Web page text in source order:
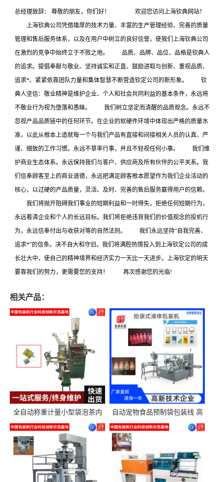
总经理致辞： 尊敬的朋友，你们好！ 欢迎您访问上海钦典网站！
上海钦典公司凭借雄厚的技术力量、丰富的生产管理经验、完善的质量
管理和售后服务体系，以及在用户中树立的良好信誉，使我们上海钦典公司
在激烈的竞争中始终立于不败之地。 品质、品牌、品位、品格是钦典人
的追求。提倡奉献与敬业、坚持诚实和正直、鼓励进取与创新、重视品质、
追求*、紧紧依靠团队力量和集体智慧不断营造钦定公司的新形象。 钦
典人坚信：敬业精神是维护企业、个人和社会共同利益的基本条件，永远将
不敬业行为视为堕落和愚昧。 我们树立坚定而清醒的品质观念。永远不
忽视产品品质链中的任何环节。在企业的软硬件环境中体现出严格的质量水
准，以此从根本上造就每一个与我们产品有直接和间接相关人员的认真、严
谨、细致的工作习惯。永远不草率行事，并且不轻视任何小事。 我们维
护商业生态体系。永远保持我们与客户、供应商及所有伙伴的公平关系。我
们信奉顾客至上的商业道德，永远把满足顾客根本愿望作为我们企业活动的
核心，以过硬的产品质量，灵活、及时、完善的售后服务赢得用户的信赖。
我们将抛开阻碍我们事业的短期利益和一时得失，拒绝任何短期行为，
永远看清企业和个人的长远目标。我们将拒绝违背我们的价值观念的投机行
为，永远信奉付出与收获对等的自然法则。 我们永远坚持“自我完善、
追求*”的信条。决不自大和守旧。我们将满腔热情投入到上海钦定公司的成
长壮大中，使自己的精神境界和经济实力一天比一天进步。上海钦定的明天
要靠我们的努力，更需要您的支持！ 再次感谢您的光临!
相关产品：
全自动称重计量小型袋泡茶内
外袋包装机三角包茶叶包装机
自动宠物食品预制袋包装线 高
精度称重分装给袋式包装机